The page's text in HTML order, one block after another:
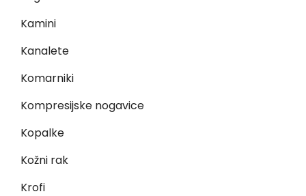
Kamini
Kanalete
Komarniki
Kompresijske nogavice
Kopalke
Kožni rak
Krofi